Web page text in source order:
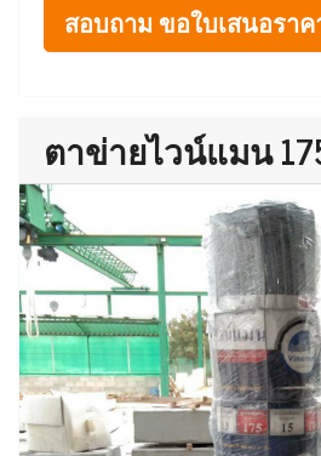
สอบถาม ขอใบเสนอรา
ตาข่ายไวน์แมน